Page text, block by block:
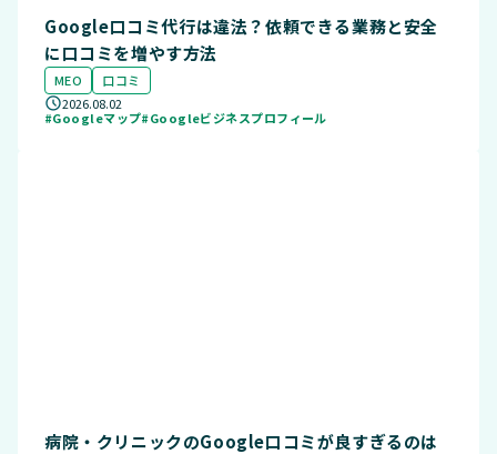
Google口コミ代行は違法？依頼できる業務と安全
に口コミを増やす方法
MEO
口コミ
2026.08.02
#Googleマップ#Googleビジネスプロフィール
病院・クリニックのGoogle口コミが良すぎるのは